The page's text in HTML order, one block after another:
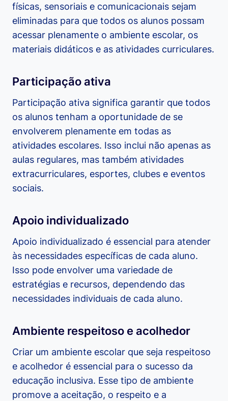
físicas, sensoriais e comunicacionais sejam
eliminadas para que todos os alunos possam
acessar plenamente o ambiente escolar, os
materiais didáticos e as atividades curriculares.
Participação ativa
Participação ativa significa garantir que todos
os alunos tenham a oportunidade de se
envolverem plenamente em todas as
atividades escolares. Isso inclui não apenas as
aulas regulares, mas também atividades
extracurriculares, esportes, clubes e eventos
sociais.
Apoio individualizado
Apoio individualizado é essencial para atender
às necessidades específicas de cada aluno.
Isso pode envolver uma variedade de
estratégias e recursos, dependendo das
necessidades individuais de cada aluno.
Ambiente respeitoso e acolhedor
Criar um ambiente escolar que seja respeitoso
e acolhedor é essencial para o sucesso da
educação inclusiva. Esse tipo de ambiente
promove a aceitação, o respeito e a